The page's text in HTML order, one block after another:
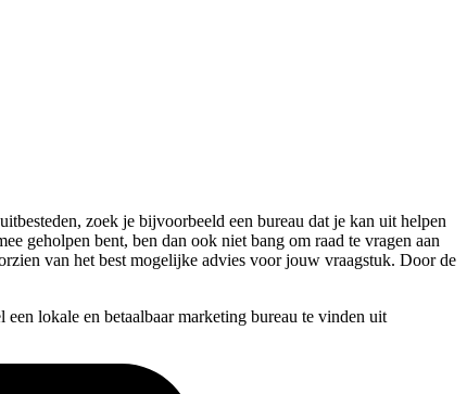
zoek je bijvoorbeeld een bureau dat je kan uit helpen
geholpen bent, ben dan ook niet bang om raad te vragen aan
van het best mogelijke advies voor jouw vraagstuk. Door de
een lokale en betaalbaar marketing bureau te vinden uit